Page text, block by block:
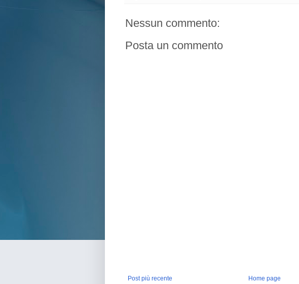
Nessun commento:
Posta un commento
Post più recente
Home page